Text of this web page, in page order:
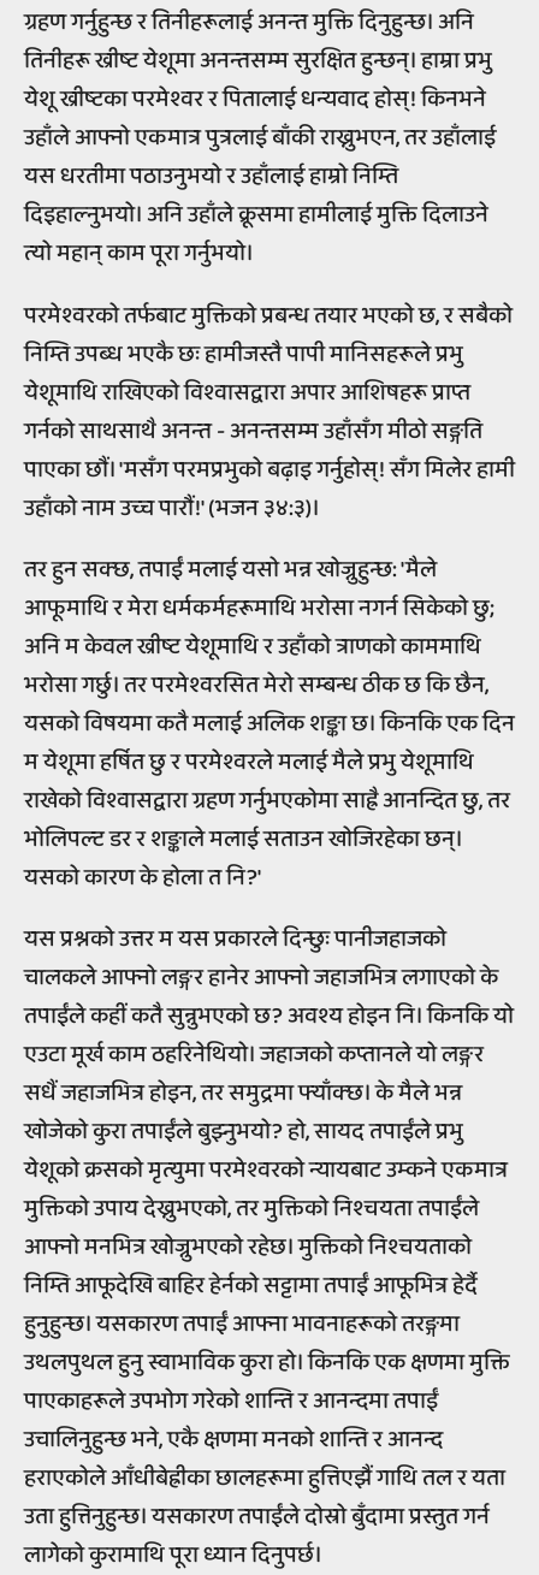
ग्रहण गर्नुहुन्छ र तिनीहरूलाई अनन्त मुक्ति दिनुहुन्छ। अनि
तिनीहरू ख्रीष्ट येशूमा अनन्तसम्म सुरक्षित हुन्छन्। हाम्रा प्रभु
येशू ख्रीष्टका परमेश्वर र पितालाई धन्यवाद होस्! किनभने
उहाँले आफ्नो एकमात्र पुत्रलाई बाँकी राख्नुभएन, तर उहाँलाई
यस धरतीमा पठाउनुभयो र उहाँलाई हाम्रो निम्ति
दिइहाल्नुभयो। अनि उहाँले क्रूसमा हामीलाई मुक्ति दिलाउने
त्यो महान् काम पूरा गर्नुभयो।
परमेश्वरको तर्फबाट मुक्तिको प्रबन्ध तयार भएको छ, र सबैको
निम्ति उपब्ध भएकै छः हामीजस्तै पापी मानिसहरूले प्रभु
येशूमाथि राखिएको विश्वासद्वारा अपार आशिषहरू प्राप्त
गर्नको साथसाथै अनन्त - अनन्तसम्म उहाँसँग मीठो सङ्गति
पाएका छौं। 'मसँग परमप्रभुको बढ़ाइ गर्नुहोस्! सँग मिलेर हामी
उहाँको नाम उच्च पारौं!' (भजन ३४:३)।
तर हुन सक्छ, तपाईं मलाई यसो भन्न खोज्नुहुन्छ: 'मैले
आफूमाथि र मेरा धर्मकर्महरूमाथि भरोसा नगर्न सिकेको छु;
अनि म केवल ख्रीष्ट येशूमाथि र उहाँको त्राणको काममाथि
भरोसा गर्छु। तर परमेश्वरसित मेरो सम्बन्ध ठीक छ कि छैन,
यसको विषयमा कतै मलाई अलिक शङ्का छ। किनकि एक दिन
म येशूमा हर्षित छु र परमेश्वरले मलाई मैले प्रभु येशूमाथि
राखेको विश्वासद्वारा ग्रहण गर्नुभएकोमा साह्रै आनन्दित छु, तर
भोलिपल्ट डर र शङ्काले मलाई सताउन खोजिरहेका छन्।
यसको कारण के होला त नि?'
यस प्रश्नको उत्तर म यस प्रकारले दिन्छुः पानीजहाजको
चालकले आफ्नो लङ्गर हानेर आफ्नो जहाजभित्र लगाएको के
तपाईंले कहीं कतै सुन्नुभएको छ? अवश्य होइन नि। किनकि यो
एउटा मूर्ख काम ठहरिनेथियो। जहाजको कप्तानले यो लङ्गर
सधैं जहाजभित्र होइन, तर समुद्रमा फ्याँक्छ। के मैले भन्न
खोजेको कुरा तपाईंले बुझ्नुभयो? हो, सायद तपाईंले प्रभु
येशूको क्रसको मृत्युमा परमेश्वरको न्यायबाट उम्कने एकमात्र
मुक्तिको उपाय देख्नुभएको, तर मुक्तिको निश्चयता तपाईंले
आफ्नो मनभित्र खोज्नुभएको रहेछ। मुक्तिको निश्चयताको
निम्ति आफूदेखि बाहिर हेर्नको सट्टामा तपाईं आफूभित्र हेर्दै
हुनुहुन्छ। यसकारण तपाईं आफ्ना भावनाहरूको तरङ्गमा
उथलपुथल हुनु स्वाभाविक कुरा हो। किनकि एक क्षणमा मुक्ति
पाएकाहरूले उपभोग गरेको शान्ति र आनन्दमा तपाईं
उचालिनुहुन्छ भने, एकै क्षणमा मनको शान्ति र आनन्द
हराएकोले आँधीबेह्रीका छालहरूमा हुत्तिएझैं गाथि तल र यता
उता हुत्तिनुहुन्छ। यसकारण तपाईंले दोस्रो बुँदामा प्रस्तुत गर्न
लागेको कुरामाथि पूरा ध्यान दिनुपर्छ।